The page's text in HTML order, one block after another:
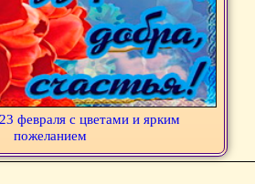
февраля с цветами и ярким
пожеланием